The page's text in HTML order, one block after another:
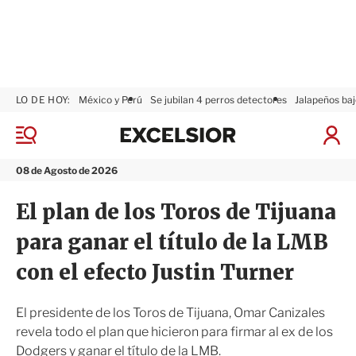
M
n
08 de Agosto de 2026
LO DE HOY: México y Perú Se jubilan 4 perros detectores Jalapeños
I
a
x
s
i
r
El plan de los Toros de Tijuana
para ganar el título de la LMB
con el efecto Justin Turner
El presidente de los Toros de Tijuana, Omar Canizales
revela todo el plan que hicieron para firmar al ex de los
Dodgers y ganar el título de la LMB.